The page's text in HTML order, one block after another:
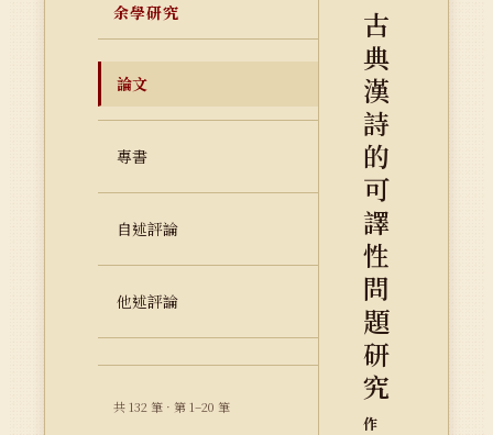
余學研究
論文
專書
自述評論
他述評論
共 132 筆 · 第 1–20 筆
古
典
漢
詩
的
可
譯
性
問
題
研
究
作